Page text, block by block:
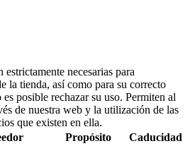
necesarias para
la tienda, así como para su correcto
posible rechazar su uso. Permiten al
de nuestra web y la utilización de las
que existen en ella.
Propósito Caducidad